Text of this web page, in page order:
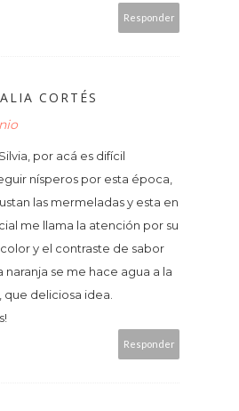
Responder
CORTÉS
por acá es difícil
nísperos por esta época,
las mermeladas y esta en
me llama la atención por su
y el contraste de sabor
naranja se me hace agua a la
que deliciosa idea.
Responder